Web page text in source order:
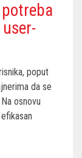
poput
da se
osnovu